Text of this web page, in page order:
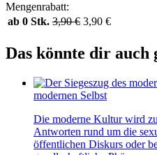
Mengenrabatt:
ab 0 Stk. 3,90€ 3,90 €
Das könnte dir auch
modernen Selbst
Die moderne Kultur wird
Antworten rund um die
öffentlichen Diskurs oder